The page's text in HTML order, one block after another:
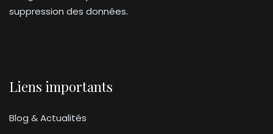
suppression des données.
Liens importants
Blog & Actualités